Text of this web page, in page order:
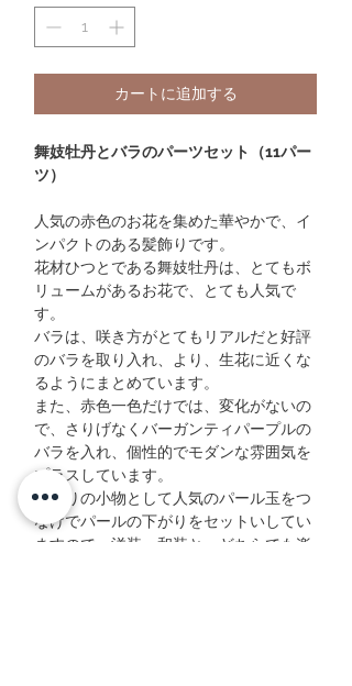
カートに追加する
舞妓牡丹とバラのパーツセット（11パー
ツ）
人気の赤色のお花を集めた華やかで、イ
ンパクトのある髪飾りです。
花材ひつとである舞妓牡丹は、とてもボ
リュームがあるお花で、とても人気で
す。
バラは、咲き方がとてもリアルだと好評
のバラを取り入れ、より、生花に近くな
るようにまとめています。
また、赤色一色だけでは、変化がないの
で、さりげなくバーガンティパープルの
バラを入れ、個性的でモダンな雰囲気を
プラスしています。
髪飾りの小物として人気のパール玉をつ
なけでパールの下がりをセットいしてい
ますので、洋装・和装と、どちらでも楽